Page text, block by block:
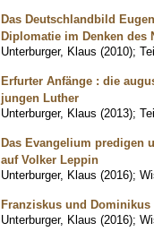
Das Deutschlandbild
Diplomatie im Denken des
Unterburger, Klaus (2010);
Erfurter Anfänge : die
jungen Luther
Unterburger, Klaus (2013);
Das Evangelium predigen
auf Volker Leppin
Unterburger, Klaus (2016);
Franziskus und
Unterburger, Klaus (2016);